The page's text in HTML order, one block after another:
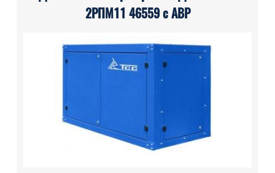
2РПМ11 46559 с АВР